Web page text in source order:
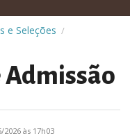
e Seleções /
Admissão
às 17h03